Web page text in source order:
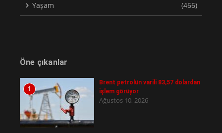
Yaşam (466)
Öne çıkanlar
1
Brent petrolün varili 83,57 dolardan
işlem görüyor
Ağustos 10, 2026